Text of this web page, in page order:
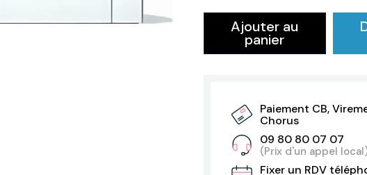
Ajouter au
panier
Paiement CB,
Chorus
09 80 80 07 07
(Prix d'un appel
Fixer un RDV